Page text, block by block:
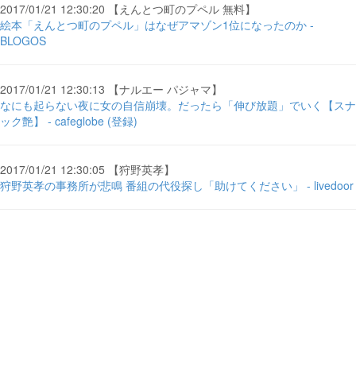
2017/01/21 12:30:20 【えんとつ町のプペル 無料】
絵本「えんとつ町のプペル」はなぜアマゾン1位になったのか -
BLOGOS
2017/01/21 12:30:13 【ナルエー パジャマ】
なにも起らない夜に女の自信崩壊。だったら「伸び放題」でいく【スナ
ック艶】 - cafeglobe (登録)
2017/01/21 12:30:05 【狩野英孝】
狩野英孝の事務所が悲鳴 番組の代役探し「助けてください」 - livedoor